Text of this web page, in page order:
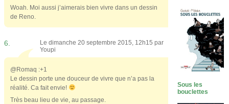
Woah. Moi aussi j’aimerais bien vivre dans un dessin
de Reno.
6.
Le dimanche 20 septembre 2015, 12h15 par
Youpi
@Romaq :+1
Le dessin porte une douceur de vivre que n’a pas la
réalité. Ca fait envie!
Très beau lieu de vie, au passage.
Sous les
bouclettes